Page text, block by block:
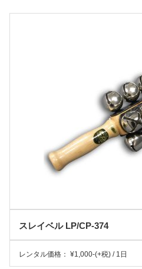
スレイベル LP/CP-374
レンタル価格： ¥1,000-(+税) / 1日